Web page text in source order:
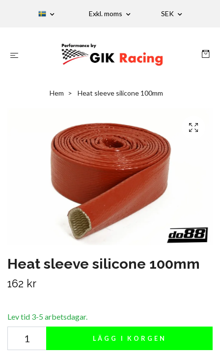
Exkl. moms SEK
Hem Heat sleeve silicone 100mm
Heat sleeve silicone 100mm
162 kr
Lev tid 3-5 arbetsdagar.
LÄGG I KORGEN